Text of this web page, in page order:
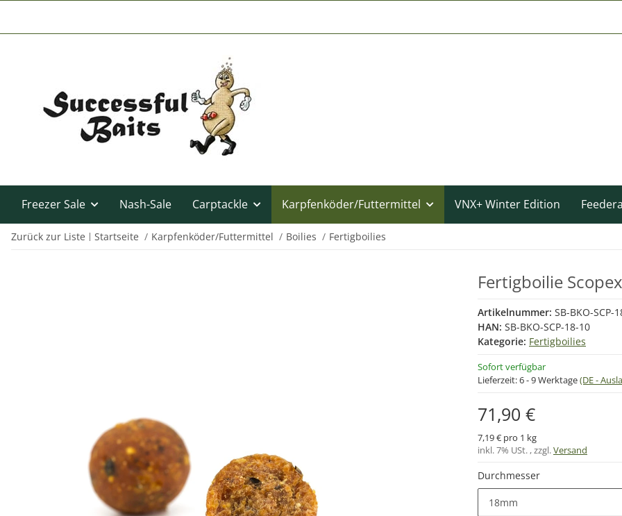
Freezer Sale Nash-Sale Carptackle Karpfenköder/Futtermittel VNX+ Winter Edition
Zurück zur Liste Startseite Karpfenköder/Futtermittel Boilies Fertigboilies
Fertigboilie
Artikelnummer: SB-BKO-SCP-
HAN: SB-BKO-SCP-18-10
Kategorie: Fertigboilies
Sofort verfügbar
Lieferzeit:6 - 9 Werktage(DE -
71,90 €
7,19 € pro 1 kg
inkl. 7% USt. , zzgl.Versand
Durchmesser
18mm